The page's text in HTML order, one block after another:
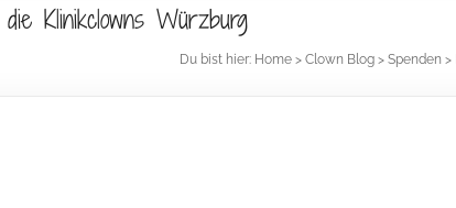
Klinikclowns Würzburg
Du bist hier: Home > Clown Blog > Spenden >